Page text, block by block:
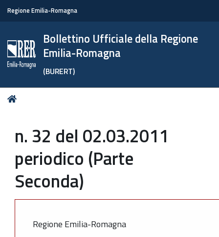
Regione Emilia-Romagna
Bollettino Ufficiale della Regione
Emilia-Romagna
(BURERT)
Tu
n. 32 del 02.03.2011
periodico (Parte
Seconda)
Regione Emilia-Romagna